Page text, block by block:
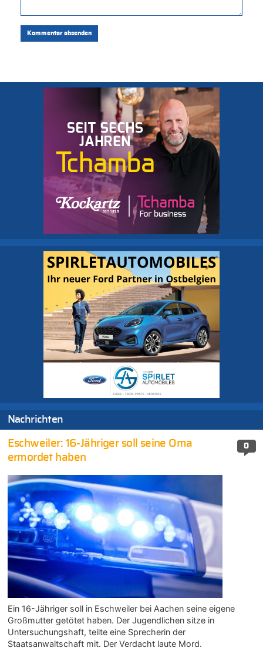
Nachrichten
0
Eschweiler: 16-Jähriger soll seine Oma
ermordet haben
Ein 16-Jähriger soll in Eschweiler bei Aachen seine eigene
Großmutter getötet haben. Der Jugendlichen sitze in
Untersuchungshaft, teilte eine Sprecherin der
Staatsanwaltschaft mit. Der Verdacht laute Mord.